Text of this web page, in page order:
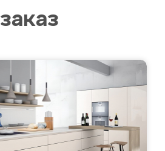
заказ